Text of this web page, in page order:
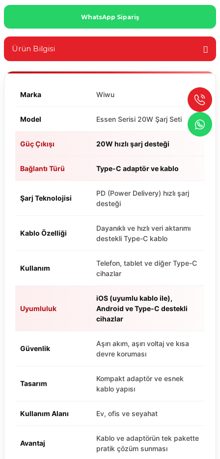
WhatsApp Sipariş
Ürün Bilgisi
Marka Wiwu
Model Essen Serisi 20W Şarj Seti
Güç Çıkışı 20W hızlı şarj desteği
Bağlantı Türü Type-C adaptör ve kablo
Şarj Teknolojisi
PD (Power Delivery) hızlı şarj
desteği
Kablo Özelliği
Dayanıklı ve hızlı veri aktarımı
destekli Type-C kablo
Kullanım
Telefon, tablet ve diğer Type-C
cihazlar
Uyumluluk
iOS (uyumlu kablo ile),
Android ve Type-C destekli
cihazlar
Güvenlik
Aşırı akım, aşırı voltaj ve kısa
devre koruması
Tasarım
Kompakt adaptör ve esnek
kablo yapısı
Kullanım Alanı Ev, ofis ve seyahat
Avantaj
Kablo ve adaptörün tek pakette
pratik çözüm sunması